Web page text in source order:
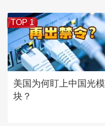
TOP 1
美国为何盯上中国光模
块？